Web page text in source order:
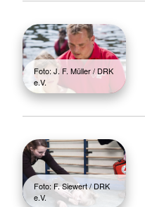
Foto: J. F. Müller / DRK
e.V.
Foto: F. Siewert / DRK
e.V.